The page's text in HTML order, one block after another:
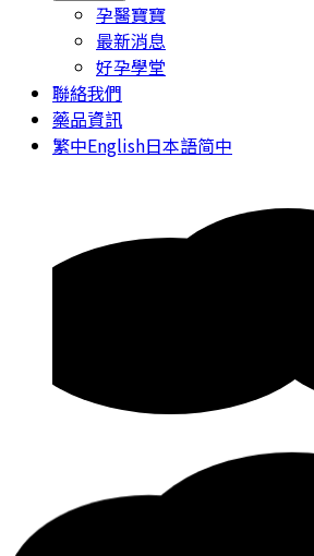
孕醫寶寶
最新消息
好孕學堂
聯絡我們
藥品資訊
繁中English日本語简中